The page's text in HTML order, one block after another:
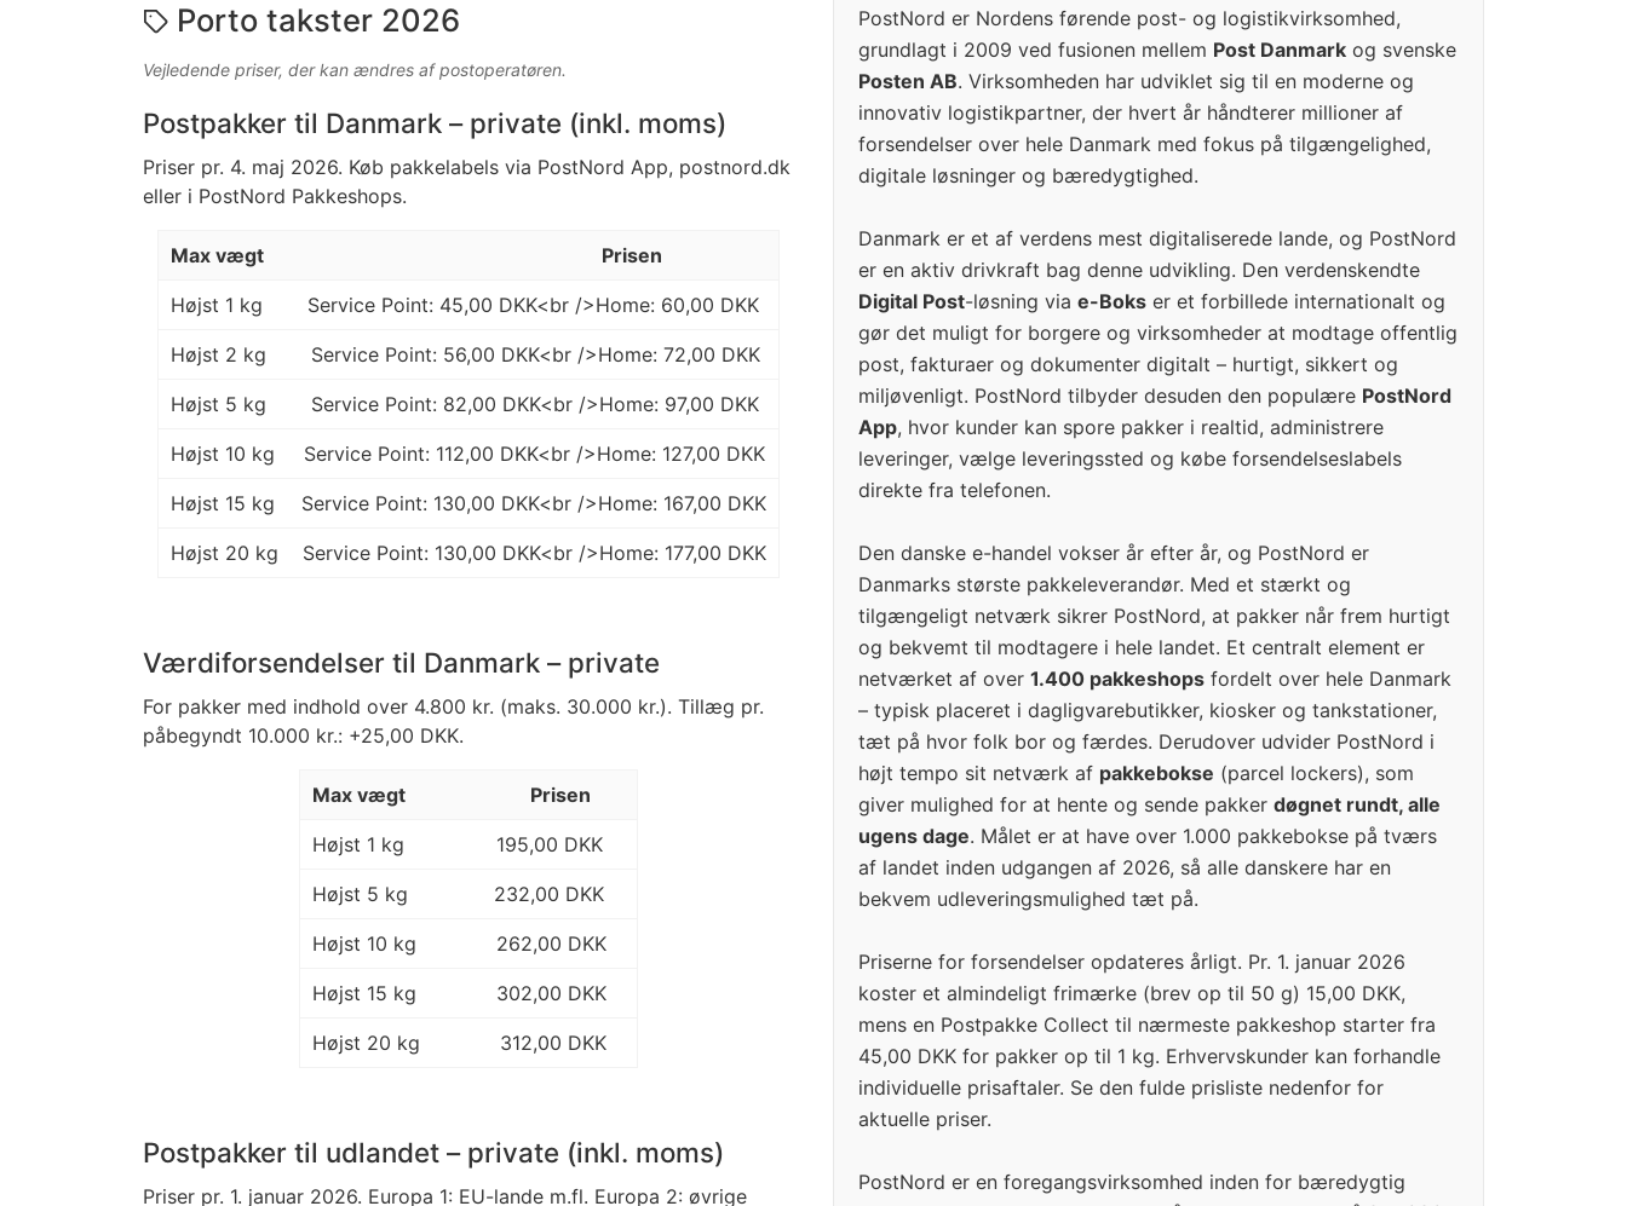
Porto takster 2026
Vejledende priser, der kan ændres af postoperatøren.
Postpakker til Danmark – private (inkl. moms)
Priser pr. 4. maj 2026. Køb pakkelabels via PostNord App, postnord.dk
eller i PostNord Pakkeshops.
Max vægt Prisen
Højst 1 kg Service Point: 45,00 DKK<br />Home: 60,00 DKK
Højst 2 kg Service Point: 56,00 DKK<br />Home: 72,00 DKK
Højst 5 kg Service Point: 82,00 DKK<br />Home: 97,00 DKK
Højst 10 kg Service Point: 112,00 DKK<br />Home: 127,00 DKK
Højst 15 kg Service Point: 130,00 DKK<br />Home: 167,00 DKK
Højst 20 kg Service Point: 130,00 DKK<br />Home: 177,00 DKK
Værdiforsendelser til Danmark – private
For pakker med indhold over 4.800 kr. (maks. 30.000 kr.). Tillæg pr.
påbegyndt 10.000 kr.: +25,00 DKK.
Max vægt Prisen
Højst 1 kg 195,00 DKK
Højst 5 kg 232,00 DKK
Højst 10 kg 262,00 DKK
Højst 15 kg 302,00 DKK
Højst 20 kg 312,00 DKK
Postpakker til udlandet – private (inkl. moms)
Priser pr. 1. januar 2026. Europa 1: EU-lande m.fl. Europa 2: øvrige
PostNord er Nordens førende post- og logistikvirksomhed,
grundlagt i 2009 ved fusionen mellem Post Danmark og svenske
Posten AB. Virksomheden har udviklet sig til en moderne og
innovativ logistikpartner, der hvert år håndterer millioner af
forsendelser over hele Danmark med fokus på tilgængelighed,
digitale løsninger og bæredygtighed.
Danmark er et af verdens mest digitaliserede lande, og PostNord
er en aktiv drivkraft bag denne udvikling. Den verdenskendte
Digital Post-løsning via e-Boks er et forbillede internationalt og
gør det muligt for borgere og virksomheder at modtage offentlig
post, fakturaer og dokumenter digitalt – hurtigt, sikkert og
miljøvenligt. PostNord tilbyder desuden den populære PostNord
App, hvor kunder kan spore pakker i realtid, administrere
leveringer, vælge leveringssted og købe forsendelseslabels
direkte fra telefonen.
Den danske e-handel vokser år efter år, og PostNord er
Danmarks største pakkeleverandør. Med et stærkt og
tilgængeligt netværk sikrer PostNord, at pakker når frem hurtigt
og bekvemt til modtagere i hele landet. Et centralt element er
netværket af over 1.400 pakkeshops fordelt over hele Danmark
– typisk placeret i dagligvarebutikker, kiosker og tankstationer,
tæt på hvor folk bor og færdes. Derudover udvider PostNord i
højt tempo sit netværk af pakkebokse (parcel lockers), som
giver mulighed for at hente og sende pakker døgnet rundt, alle
ugens dage. Målet er at have over 1.000 pakkebokse på tværs
af landet inden udgangen af 2026, så alle danskere har en
bekvem udleveringsmulighed tæt på.
Priserne for forsendelser opdateres årligt. Pr. 1. januar 2026
koster et almindeligt frimærke (brev op til 50 g) 15,00 DKK,
mens en Postpakke Collect til nærmeste pakkeshop starter fra
45,00 DKK for pakker op til 1 kg. Erhvervskunder kan forhandle
individuelle prisaftaler. Se den fulde prisliste nedenfor for
aktuelle priser.
PostNord er en foregangsvirksomhed inden for bæredygtig